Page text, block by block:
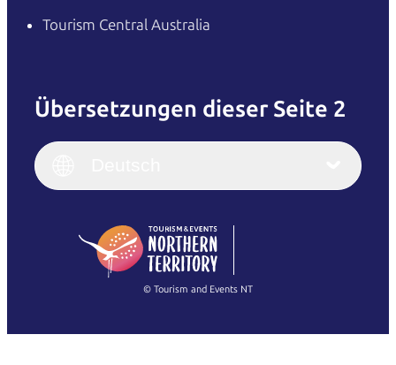
Tourism Central Australia
Übersetzungen dieser Seite 2
English
(Singapore)
Français
Italiano
繁體中文
© Tourism and Events NT